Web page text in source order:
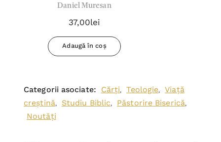
Muresan
Daniel Muresan
37,00lei
Adaugă în coș
Categorii asociate: Cărți, Teologie,
Viață
creștină, Studiu Biblic, Păstorire Biserică,
Noutăți